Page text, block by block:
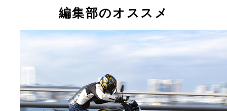
編集部のオススメ